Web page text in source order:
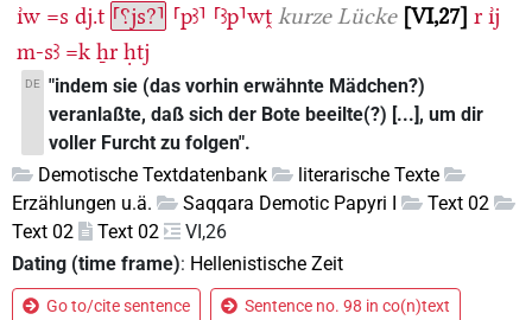
ı͗w =s dj.t ⸢⸮js?⸣ ⸢pꜣ⸣ ⸢ꜣp⸣wṱ kurze Lücke VI,27 r ı͗j
m-sꜣ =k ẖr ḥtj
DE "indem sie (das vorhin erwähnte Mädchen?)
veranlaßte, daß sich der Bote beeilte(?) [...], um dir
voller Furcht zu folgen".
Demotische Textdatenbank
literarische Texte
Erzählungen u.ä.
Saqqara Demotic Papyri I
Text 02
Text 02
Text 02
VI,26
Dating (time frame): Hellenistische Zeit
Go to/cite sentence Sentence no. 98 in co(n)text